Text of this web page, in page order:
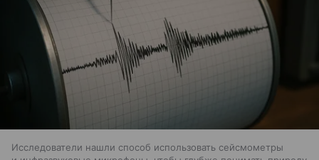
Исследователи нашли способ использовать сейсмометры